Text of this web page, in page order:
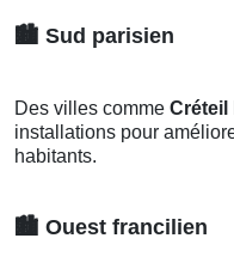
🏙️ Sud parisien
Des villes comme Créteil
installations pour
habitants.
🏙️ Ouest francilien